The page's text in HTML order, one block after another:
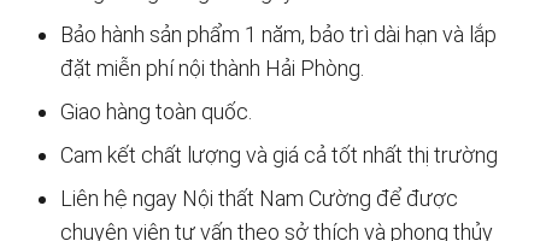
Bảo hành sản phẩm 1 năm, bảo trì dài hạn và lắp
đặt miễn phí nội thành Hải Phòng.
Giao hàng toàn quốc.
Cam kết chất lượng và giá cả tốt nhất thị trường
Liên hệ ngay Nội thất Nam Cường để được
chuyên viên tư vấn theo sở thích và phong thủy